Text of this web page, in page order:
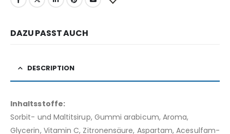
DAZU PASST AUCH
DESCRIPTION
Inhaltsstoffe:
Sorbit- und Maltitsirup, Gummi arabicum, Aroma,
Glycerin, Vitamin C, Zitronensäure, Aspartam, Acesulfam-